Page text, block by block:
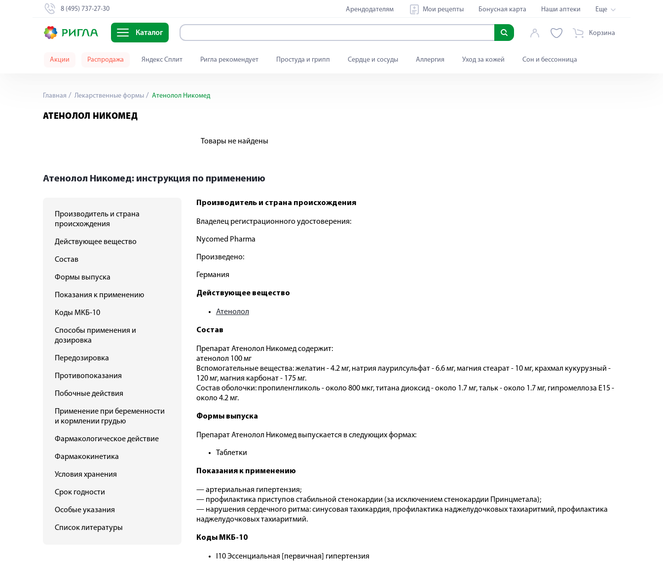
8 (495) 737-27-30 Арендодателям Мои рецепты Бонусная карта Наши аптеки Еще
Каталог Корзина
Акции Распродажа Яндекс Сплит Ригла рекомендует Простуда и грипп Сердце и сосуды Аллергия Уход за кожей Сон и бессонница
Главная Лекарственные формы Атенолол Никомед
АТЕНОЛОЛ НИКОМЕД
Товары не найдены
Атенолол Никомед: инструкция по применению
Производитель и страна
происхождения
Действующее вещество
Состав
Формы выпуска
Показания к применению
Коды МКБ-10
Способы применения и
дозировка
Передозировка
Противопоказания
Побочные действия
Применение при беременности
и кормлении грудью
Фармакологическое действие
Фармакокинетика
Условия хранения
Срок годности
Особые указания
Список литературы
Производитель и страна происхождения
Владелец регистрационного удостоверения:
Nycomed Pharma
Произведено:
Германия
Действующее вещество
Атенолол
Состав
Препарат Атенолол Никомед содержит:
атенолол 100 мг
Вспомогательные вещества: желатин - 4.2 мг, натрия лаурилсульфат - 6.6 мг, магния стеарат - 10 мг, крахмал кукурузный -
120 мг, магния карбонат - 175 мг.
Состав оболочки: пропиленгликоль - около 800 мкг, титана диоксид - около 1.7 мг, тальк - около 1.7 мг, гипромеллоза E15 -
около 4.2 мг.
Формы выпуска
Препарат Атенолол Никомед выпускается в следующих формах:
Таблетки
Показания к применению
— артериальная гипертензия;
— профилактика приступов стабильной стенокардии (за исключением стенокардии Принцметала);
— нарушения сердечного ритма: синусовая тахикардия, профилактика наджелудочковых тахиаритмий, профилактика
наджелудочковых тахиаритмий.
Коды МКБ-10
I10 Эссенциальная [первичная] гипертензия